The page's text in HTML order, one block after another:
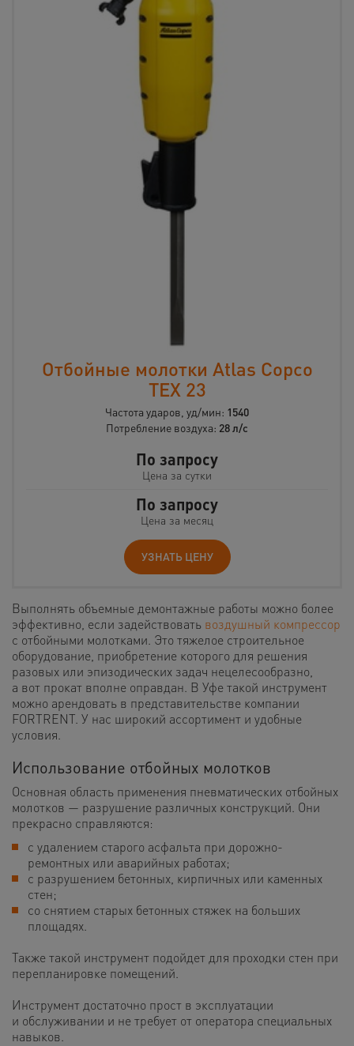
Отбойные молотки Atlas Copco
TEX 23
Частота ударов, уд/мин: 1540
Потребление воздуха: 28 л/с
По запросу
Цена за сутки
По запросу
Цена за месяц
УЗНАТЬ ЦЕНУ
Выполнять объемные демонтажные работы можно более
эффективно, если задействовать воздушный компрессор
с отбойными молотками. Это тяжелое строительное
оборудование, приобретение которого для решения
разовых или эпизодических задач нецелесообразно,
а вот прокат вполне оправдан. В Уфе такой инструмент
можно арендовать в представительстве компании
FORTRENT. У нас широкий ассортимент и удобные
условия.
Использование отбойных молотков
Основная область применения пневматических отбойных
молотков — разрушение различных конструкций. Они
прекрасно справляются:
с удалением старого асфальта при дорожно-
ремонтных или аварийных работах;
с разрушением бетонных, кирпичных или каменных
стен;
со снятием старых бетонных стяжек на больших
площадях.
Также такой инструмент подойдет для проходки стен при
перепланировке помещений.
Инструмент достаточно прост в эксплуатации
и обслуживании и не требует от оператора специальных
навыков.